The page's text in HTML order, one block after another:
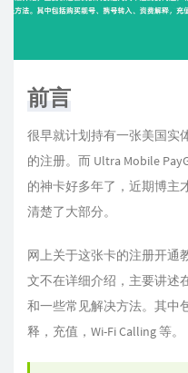
前言
很早就计划持有一张美国实
的注册。而 Ultra Mobile
的神卡好多年了，近期博主
清楚了大部分。
网上关于这张卡的注册开通
文不在详细介绍，主要讲述
和一些常见解决方法。其中
释，充值，Wi-Fi Calling 等。